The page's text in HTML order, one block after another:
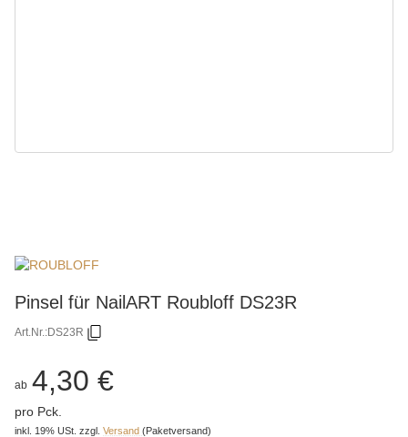
Pinsel für NailART Roubloff DS23R
Art.Nr.:DS23R
ab 4,30 €
pro Pck.
inkl. 19% USt. zzgl. Versand (Paketversand)